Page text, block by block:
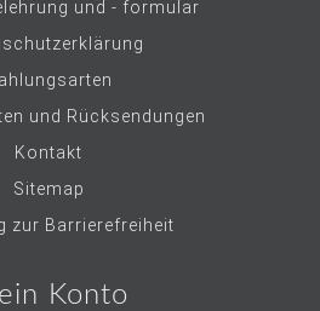
und - formular
und Rücksendungen
Kontakt
Sitemap
zur Barrierefreiheit
Konto